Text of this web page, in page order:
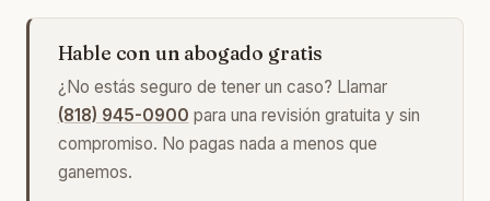
Hable con un abogado gratis
¿No estás seguro de tener un caso? Llamar
(818) 945-0900 para una revisión gratuita y sin
compromiso. No pagas nada a menos que
ganemos.